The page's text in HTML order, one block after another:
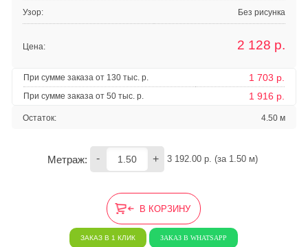
Узор: Без рисунка
Цена: 2 128 р.
При сумме заказа от 130 тыс. р. 1 703 р.
При сумме заказа от 50 тыс. р. 1 916 р.
Остаток: 4.50 м
Метраж: - + 3 192.00 р. (за 1.50 м)
В КОРЗИНУ
ЗАКАЗ В 1 КЛИК ЗАКАЗ В WHATSAPP